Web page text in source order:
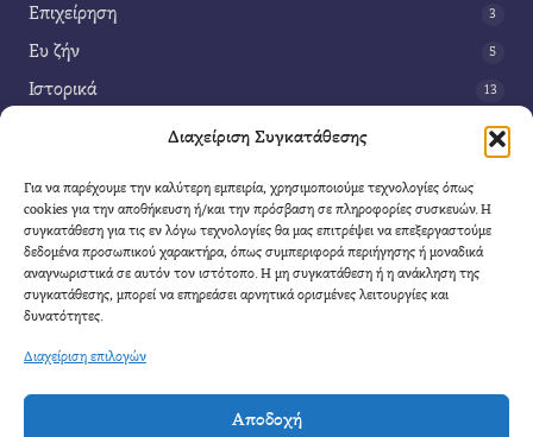
Διαχείριση Συγκατάθεσης
Για να παρέχουμε την καλύτερη εμπειρία, χρησιμοποιούμε τεχνολογίες όπως
cookies για την αποθήκευση ή/και την πρόσβαση σε πληροφορίες συσκευών. Η
συγκατάθεση για τις εν λόγω τεχνολογίες θα μας επιτρέψει να επεξεργαστούμε
δεδομένα προσωπικού χαρακτήρα, όπως συμπεριφορά περιήγησης ή μοναδικά
αναγνωριστικά σε αυτόν τον ιστότοπο. Η μη συγκατάθεση ή η ανάκληση της
συγκατάθεσης, μπορεί να επηρεάσει αρνητικά ορισμένες λειτουργίες και
δυνατότητες.
Διαχείριση επιλογών
Αποδοχή
Επιχείρηση 3
Ευ ζήν 5
Ιστορικά 13
42
Τέχνη 3
Τεχνολογία
Υγεία
Φαντασία